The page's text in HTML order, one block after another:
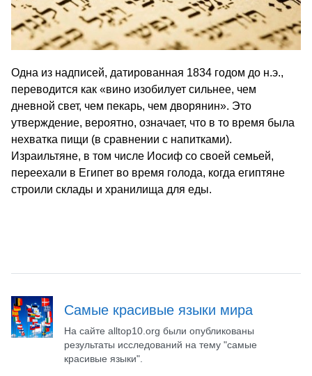
Одна из надписей, датированная 1834 годом до н.э.,
переводится как «вино изобилует сильнее, чем
дневной свет, чем пекарь, чем дворянин». Это
утверждение, вероятно, означает, что в то время была
нехватка пищи (в сравнении с напитками).
Израильтяне, в том числе Иосиф со своей семьей,
переехали в Египет во время голода, когда египтяне
строили склады и хранилища для еды.
Самые красивые языки мира
На сайте alltop10.org были опубликованы
результаты исследований на тему "самые
красивые языки".